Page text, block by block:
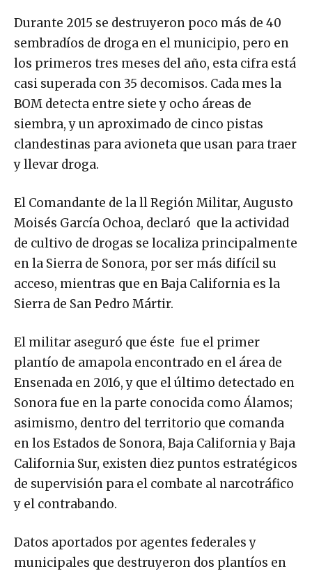
Durante 2015 se destruyeron poco más de 40
sembradíos de droga en el municipio, pero en
los primeros tres meses del año, esta cifra está
casi superada con 35 decomisos. Cada mes la
BOM detecta entre siete y ocho áreas de
siembra, y un aproximado de cinco pistas
clandestinas para avioneta que usan para traer
y llevar droga.
El Comandante de la ll Región Militar, Augusto
Moisés García Ochoa, declaró que la actividad
de cultivo de drogas se localiza principalmente
en la Sierra de Sonora, por ser más difícil su
acceso, mientras que en Baja California es la
Sierra de San Pedro Mártir.
El militar aseguró que éste fue el primer
plantío de amapola encontrado en el área de
Ensenada en 2016, y que el último detectado en
Sonora fue en la parte conocida como Álamos;
asimismo, dentro del territorio que comanda
en los Estados de Sonora, Baja California y Baja
California Sur, existen diez puntos estratégicos
de supervisión para el combate al narcotráfico
y el contrabando.
Datos aportados por agentes federales y
municipales que destruyeron dos plantíos en